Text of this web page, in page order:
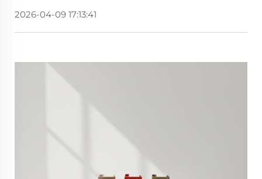
2026-04-09 17:13:41